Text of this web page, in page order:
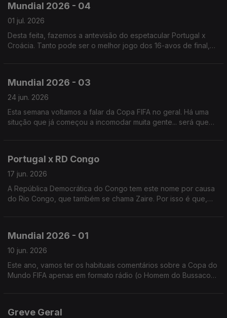
Mundial 2026 - 04
01 jul. 2026
Desta feita, fazemos a antevisão do espetacular Portugal x
Croácia. Tanto pode ser o melhor jogo dos 16-avos de final,
Mundial 2026 - 03
24 jun. 2026
Esta semana voltamos a falar da Copa FIFA no geral. Há uma
situção que já começou a incomodar muita gente... será que
Portugal x RD Congo
17 jun. 2026
A República Democrática do Congo tem este nome por causa
do Rio Congo, que também se chama Zaire. Por isso é que,
Mundial 2026 - 01
10 jun. 2026
Este ano, vamos ter os habituais comentários sobre a Copa do
Mundo FIFA apenas em formato rádio (o Homem do Bussaco
Greve Geral